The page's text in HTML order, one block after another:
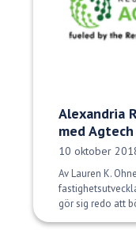
Alexandria
med
10 oktober
Av Lauren K.
gör sig redo att